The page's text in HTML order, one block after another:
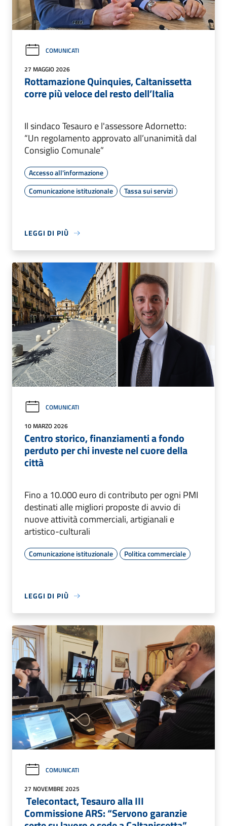
COMUNICATI
27 MAGGIO 2026
Rottamazione Quinquies, Caltanissetta
corre più veloce del resto dell’Italia
Il sindaco Tesauro e l'assessore Adornetto:
“Un regolamento approvato all’unanimità dal
Consiglio Comunale”
Accesso all'informazione
Comunicazione istituzionale
Tassa sui servizi
LEGGI DI PIÙ
COMUNICATI
10 MARZO 2026
Centro storico, finanziamenti a fondo
perduto per chi investe nel cuore della
città
Fino a 10.000 euro di contributo per ogni PMI
destinati alle migliori proposte di avvio di
nuove attività commerciali, artigianali e
artistico-culturali
Comunicazione istituzionale Politica commerciale
LEGGI DI PIÙ
COMUNICATI
27 NOVEMBRE 2025
Telecontact, Tesauro alla III
Commissione ARS: “Servono garanzie